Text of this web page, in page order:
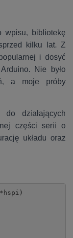
wpisu, bibliotekę
kilku lat. Z
i dosyć
Nie było
a moje próby
działających
części serii o
układu oraz